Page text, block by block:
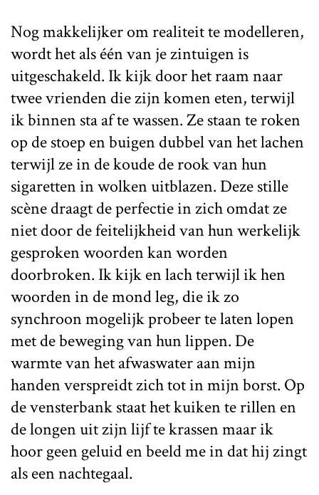
Nog makkelijker om realiteit te modelleren,
wordt het als één van je zintuigen is
uitgeschakeld. Ik kijk door het raam naar
twee vrienden die zijn komen eten, terwijl
ik binnen sta af te wassen. Ze staan te roken
op de stoep en buigen dubbel van het lachen
terwijl ze in de koude de rook van hun
sigaretten in wolken uitblazen. Deze stille
scène draagt de perfectie in zich omdat ze
niet door de feitelijkheid van hun werkelijk
gesproken woorden kan worden
doorbroken. Ik kijk en lach terwijl ik hen
woorden in de mond leg, die ik zo
synchroon mogelijk probeer te laten lopen
met de beweging van hun lippen. De
warmte van het afwaswater aan mijn
handen verspreidt zich tot in mijn borst. Op
de vensterbank staat het kuiken te rillen en
de longen uit zijn lijf te krassen maar ik
hoor geen geluid en beeld me in dat hij zingt
als een nachtegaal.